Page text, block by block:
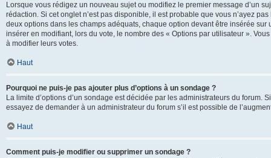
Lorsque vous rédigez un nouveau sujet ou modifiez le premier message d’un
rédaction. Si cet onglet n’est pas disponible, il est probable que vous n’ayez
deux options dans les champs adéquats, chaque option devant être insérée
insérer en modifiant, lors du vote, le nombre des « Options par utilisateur ».
à modifier leurs votes.
Haut
Pourquoi ne puis-je pas ajouter plus d’options à un sondage ?
La limite d’options d’un sondage est décidée par les administrateurs du
essayez de demander à un administrateur du forum s’il est possible de
Haut
Comment puis-je modifier ou supprimer un sondage ?